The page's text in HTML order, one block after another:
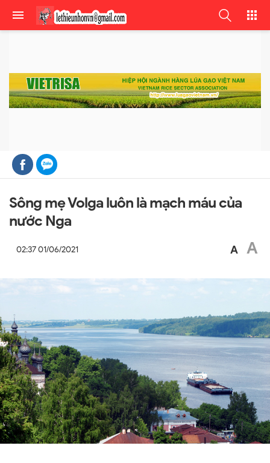
Sông mẹ Volga luôn là mạch máu của
nước Nga
02:37 01/06/2021 A A